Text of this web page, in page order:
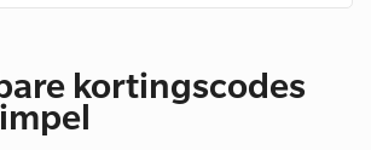
kortingscodes